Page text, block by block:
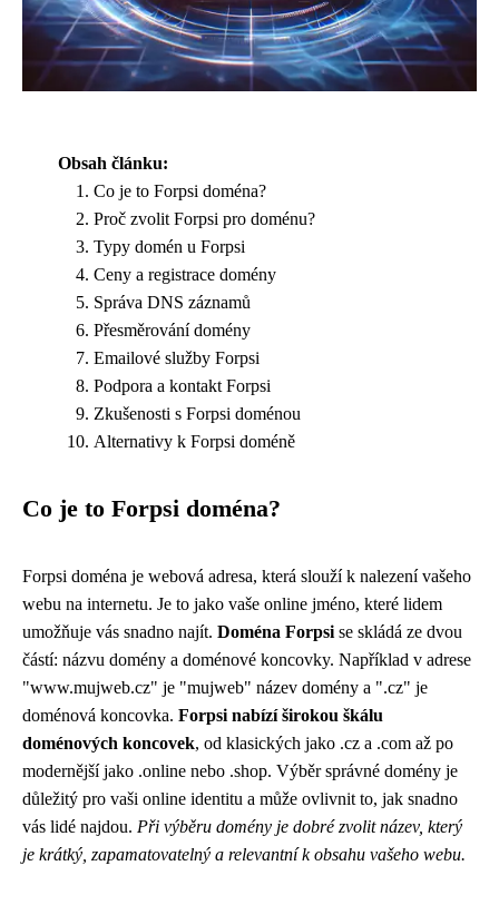
Obsah článku:
Co je to Forpsi doména?
Proč zvolit Forpsi pro doménu?
Typy domén u Forpsi
Ceny a registrace domény
Správa DNS záznamů
Přesměrování domény
Emailové služby Forpsi
Podpora a kontakt Forpsi
Zkušenosti s Forpsi doménou
Alternativy k Forpsi doméně
Co je to Forpsi doména?
Forpsi doména je webová adresa, která slouží k nalezení vašeho
webu na internetu. Je to jako vaše online jméno, které lidem
umožňuje vás snadno najít. Doména Forpsi se skládá ze dvou
částí: názvu domény a doménové koncovky. Například v adrese
"www.mujweb.cz" je "mujweb" název domény a ".cz" je
doménová koncovka. Forpsi nabízí širokou škálu
doménových koncovek, od klasických jako .cz a .com až po
modernější jako .online nebo .shop. Výběr správné domény je
důležitý pro vaši online identitu a může ovlivnit to, jak snadno
vás lidé najdou. Při výběru domény je dobré zvolit název, který
je krátký, zapamatovatelný a relevantní k obsahu vašeho webu.